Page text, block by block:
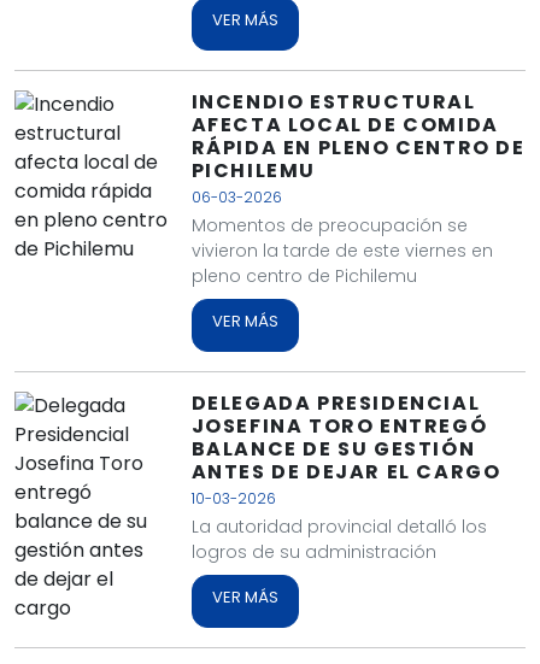
VER MÁS
INCENDIO ESTRUCTURAL
AFECTA LOCAL DE COMIDA
RÁPIDA EN PLENO CENTRO DE
PICHILEMU
06-03-2026
Momentos de preocupación se
vivieron la tarde de este viernes en
pleno centro de Pichilemu
VER MÁS
DELEGADA PRESIDENCIAL
JOSEFINA TORO ENTREGÓ
BALANCE DE SU GESTIÓN
ANTES DE DEJAR EL CARGO
10-03-2026
La autoridad provincial detalló los
logros de su administración
VER MÁS